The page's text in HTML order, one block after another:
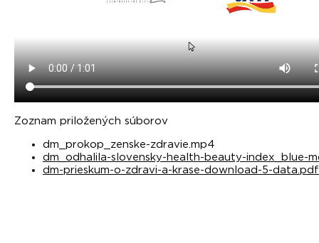
Zoznam priložených súborov
dm_prokop_zenske-zdravie.mp4
dm_odhalila-slovensky-health-beauty-index_blue-
dm-prieskum-o-zdravi-a-krase-download-5-data.pdf